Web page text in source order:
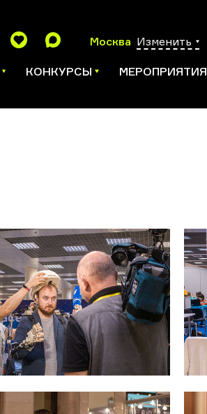
Москва Изменить
КОНКУРСЫ МЕРОПРИЯТИЯ